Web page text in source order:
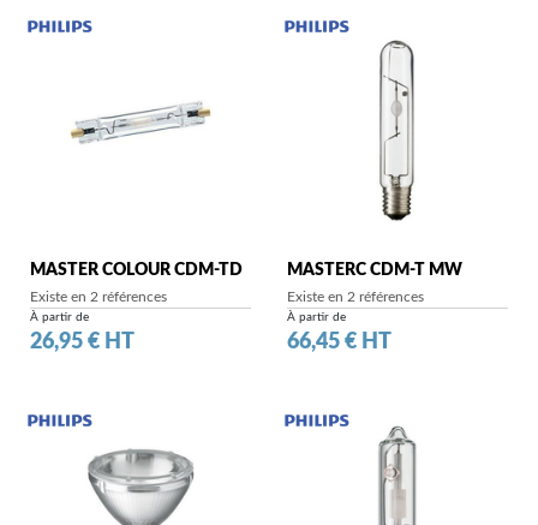
MASTER COLOUR CDM-TD
Existe en 2 références
À partir de
Prix
26,95 € HT
MASTERC CDM-T MW
Existe en 2 références
À partir de
Prix
66,45 € HT